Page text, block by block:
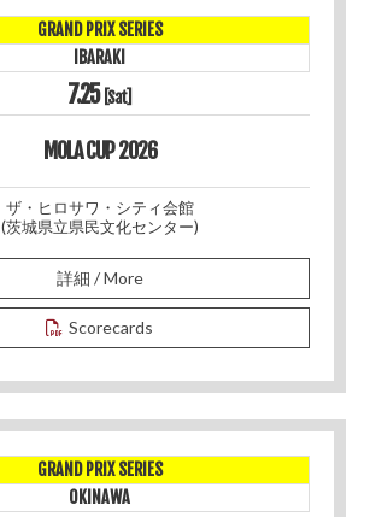
GRAND PRIX SERIES
IBARAKI
7.25 [Sat]
MOLA CUP 2026
ザ・ヒロサワ・シティ会館
(茨城県立県民文化センター)
詳細 / More
Scorecards
GRAND PRIX SERIES
OKINAWA